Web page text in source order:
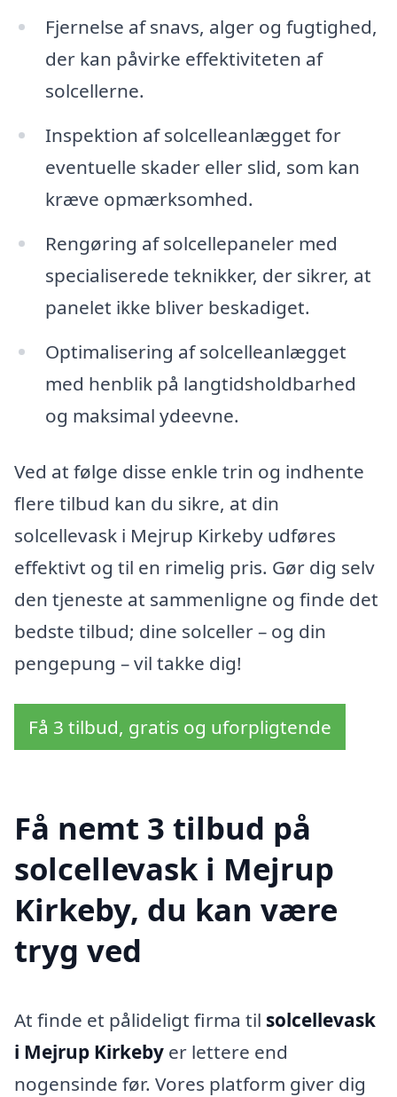
Fjernelse af snavs, alger og fugtighed,
der kan påvirke effektiviteten af
solcellerne.
Inspektion af solcelleanlægget for
eventuelle skader eller slid, som kan
kræve opmærksomhed.
Rengøring af solcellepaneler med
specialiserede teknikker, der sikrer, at
panelet ikke bliver beskadiget.
Optimalisering af solcelleanlægget
med henblik på langtidsholdbarhed
og maksimal ydeevne.
Ved at følge disse enkle trin og indhente
flere tilbud kan du sikre, at din
solcellevask i Mejrup Kirkeby udføres
effektivt og til en rimelig pris. Gør dig selv
den tjeneste at sammenligne og finde det
bedste tilbud; dine solceller – og din
pengepung – vil takke dig!
Få 3 tilbud, gratis og uforpligtende
Få nemt 3 tilbud på
solcellevask i Mejrup
Kirkeby, du kan være
tryg ved
At finde et pålideligt firma til solcellevask
i Mejrup Kirkeby er lettere end
nogensinde før. Vores platform giver dig